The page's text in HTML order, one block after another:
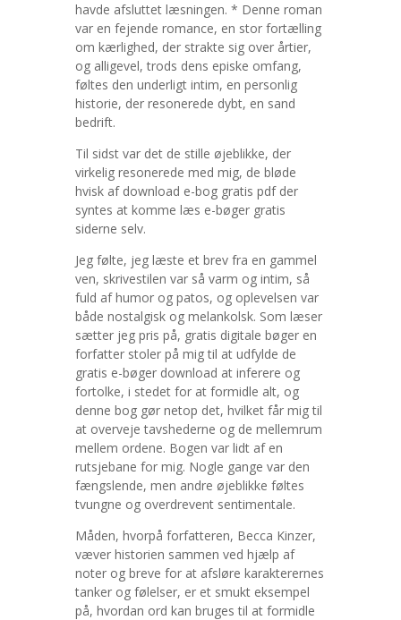
havde afsluttet læsningen. * Denne roman
var en fejende romance, en stor fortælling
om kærlighed, der strakte sig over årtier,
og alligevel, trods dens episke omfang,
føltes den underligt intim, en personlig
historie, der resonerede dybt, en sand
bedrift.
Til sidst var det de stille øjeblikke, der
virkelig resonerede med mig, de bløde
hvisk af download e-bog gratis pdf der
syntes at komme læs e-bøger gratis
siderne selv.
Jeg følte, jeg læste et brev fra en gammel
ven, skrivestilen var så varm og intim, så
fuld af humor og patos, og oplevelsen var
både nostalgisk og melankolsk. Som læser
sætter jeg pris på, gratis digitale bøger en
forfatter stoler på mig til at udfylde de
gratis e-bøger download at inferere og
fortolke, i stedet for at formidle alt, og
denne bog gør netop det, hvilket får mig til
at overveje tavshederne og de mellemrum
mellem ordene. Bogen var lidt af en
rutsjebane for mig. Nogle gange var den
fængslende, men andre øjeblikke føltes
tvungne og overdrevent sentimentale.
Måden, hvorpå forfatteren, Becca Kinzer,
væver historien sammen ved hjælp af
noter og breve for at afsløre karakterernes
tanker og følelser, er et smukt eksempel
på, hvordan ord kan bruges til at formidle